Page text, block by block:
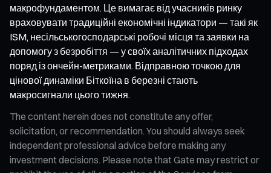
макрофундаментом. Це вимагає від учасників ринку
враховувати традиційні економічні індикатори — такі як
ISM, несільськогосподарські робочі місця та заявки на
допомогу з безробіття — у своїх аналітичних підходах
поряд із ончейн-метриками. Відправною точкою для
цінової динаміки Біткоїна в березні стають
макросигнали цього тижня.
The content herein does not constitute any offer,
solicitation, or recommendation. You should always seek
independent professional advice before making any
investment decisions. Please note that Gate may restrict or